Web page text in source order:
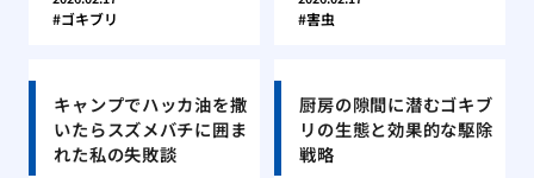
ゴキブリ 害虫
キャンプでハッカ油を撒
いたらスズメバチに囲ま
れた私の失敗談
厨房の隙間に潜むゴキブ
リの生態と効果的な駆除
戦略